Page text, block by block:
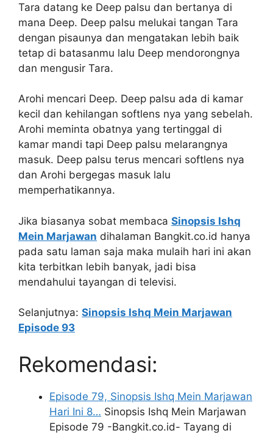
Tara datang ke Deep palsu dan bertanya di
mana Deep. Deep palsu melukai tangan Tara
dengan pisaunya dan mengatakan lebih baik
tetap di batasanmu lalu Deep mendorongnya
dan mengusir Tara.
Arohi mencari Deep. Deep palsu ada di kamar
kecil dan kehilangan softlens nya yang sebelah.
Arohi meminta obatnya yang tertinggal di
kamar mandi tapi Deep palsu melarangnya
masuk. Deep palsu terus mencari softlens nya
dan Arohi bergegas masuk lalu
memperhatikannya.
Jika biasanya sobat membaca Sinopsis Ishq
Mein Marjawan dihalaman Bangkit.co.id hanya
pada satu laman saja maka mulaih hari ini akan
kita terbitkan lebih banyak, jadi bisa
mendahului tayangan di televisi.
Selanjutnya: Sinopsis Ishq Mein Marjawan
Episode 93
Rekomendasi:
Episode 79, Sinopsis Ishq Mein Marjawan
Hari Ini 8… Sinopsis Ishq Mein Marjawan
Episode 79 -Bangkit.co.id- Tayang di